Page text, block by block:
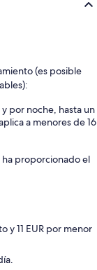
(es posible
y por noche, hasta un
a menores de 16
ha proporcionado el
y 11 EUR por menor